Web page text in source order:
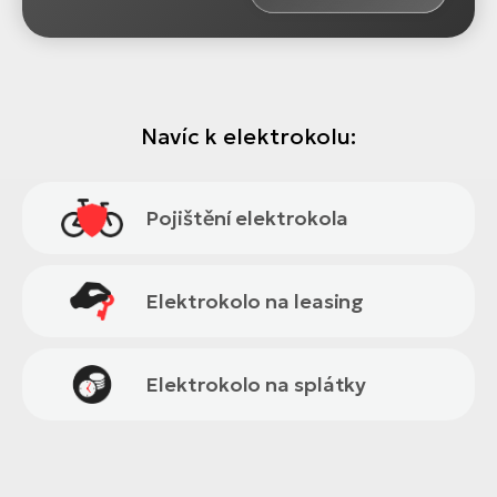
Navíc k elektrokolu:
Pojištění elektrokola
Elektrokolo na leasing
Elektrokolo na splátky